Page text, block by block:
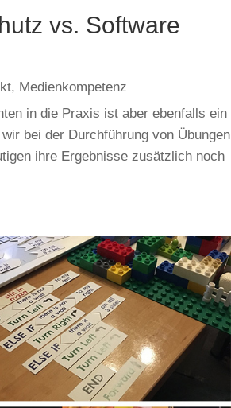
vs. Software
, Medienkompetenz
in die Praxis ist aber ebenfalls ein
bei der Durchführung von Übungen
ihre Ergebnisse zusätzlich noch